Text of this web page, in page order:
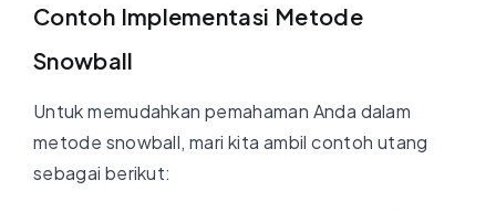
Contoh Implementasi Metode
Snowball
Untuk memudahkan pemahaman Anda dalam
metode snowball, mari kita ambil contoh utang
sebagai berikut: